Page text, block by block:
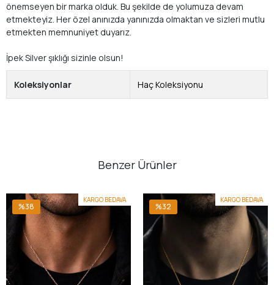
önemseyen bir marka olduk. Bu şekilde de yolumuza devam
etmekteyiz. Her özel anınızda yanınızda olmaktan ve sizleri mutlu
etmekten memnuniyet duyarız.
İpek Silver şıklığı sizinle olsun!
Koleksiyonlar Haç Koleksiyonu
Benzer Ürünler
KARGO BEDAVA
%38
KARGO BEDAVA
%32